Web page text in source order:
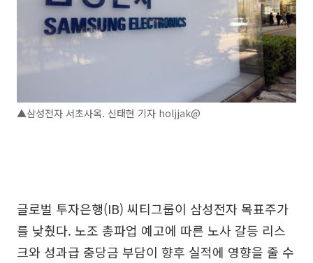
▲삼성전자 서초사옥. 신태현 기자 holjjak@
글로벌 투자은행(IB) 씨티그룹이 삼성전자 목표주가
를 낮췄다. 노조 총파업 예고에 따른 노사 갈등 리스
크와 성과급 충당금 부담이 향후 실적에 영향을 줄 수